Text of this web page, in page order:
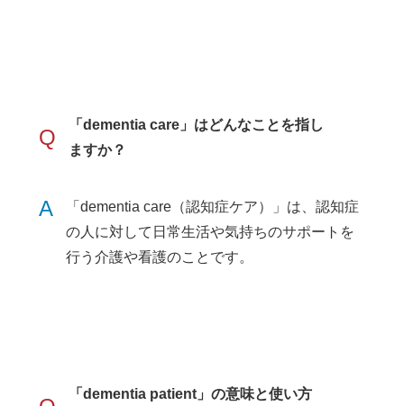
Q
「dementia care」はどんなことを指し
ますか？
A
「dementia care（認知症ケア）」は、認知症
の人に対して日常生活や気持ちのサポートを
行う介護や看護のことです。
「dementia patient」の意味と使い方